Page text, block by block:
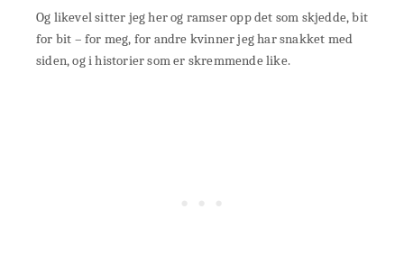
Og likevel sitter jeg her og ramser opp det som skjedde, bit
for bit – for meg, for andre kvinner jeg har snakket med
siden, og i historier som er skremmende like.